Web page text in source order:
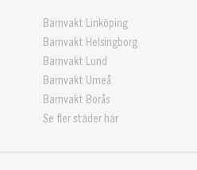
Barnvakt Linköping
Barnvakt Helsingborg
Barnvakt Lund
Barnvakt Umeå
Barnvakt Borås
Se fler städer här